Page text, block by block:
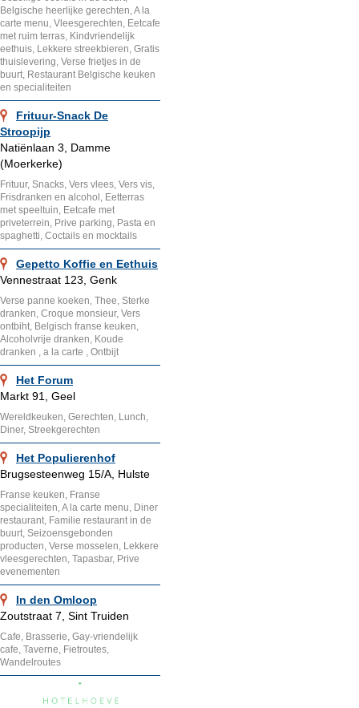
Belgische heerlijke gerechten, A la
carte menu, Vleesgerechten, Eetcafe
met ruim terras, Kindvriendelijk
eethuis, Lekkere streekbieren, Gratis
thuislevering, Verse frietjes in de
buurt, Restaurant Belgische keuken
en specialiteiten
Frituur-Snack De
Stroopijp
Natiënlaan 3, Damme
(Moerkerke)
Frituur, Snacks, Vers vlees, Vers vis,
Frisdranken en alcohol, Eetterras
met speeltuin, Eetcafe met
priveterrein, Prive parking, Pasta en
spaghetti, Coctails en mocktails
Gepetto Koffie en Eethuis
Vennestraat 123, Genk
Verse panne koeken, Thee, Sterke
dranken, Croque monsieur, Vers
ontbiht, Belgisch franse keuken,
Alcoholvrije dranken, Koude
dranken , a la carte , Ontbijt
Het Forum
Markt 91, Geel
Wereldkeuken, Gerechten, Lunch,
Diner, Streekgerechten
Het Populierenhof
Brugsesteenweg 15/A, Hulste
Franse keuken, Franse
specialiteiten, A la carte menu, Diner
restaurant, Familie restaurant in de
buurt, Seizoensgebonden
producten, Verse mosselen, Lekkere
vleesgerechten, Tapasbar, Prive
evenementen
In den Omloop
Zoutstraat 7, Sint Truiden
Cafe, Brasserie, Gay-vriendelijk
cafe, Taverne, Fietroutes,
Wandelroutes